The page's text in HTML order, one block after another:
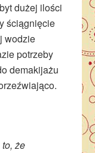
dużej ilości
ściągnięcie
wodzie
potrzeby
demakijażu
że